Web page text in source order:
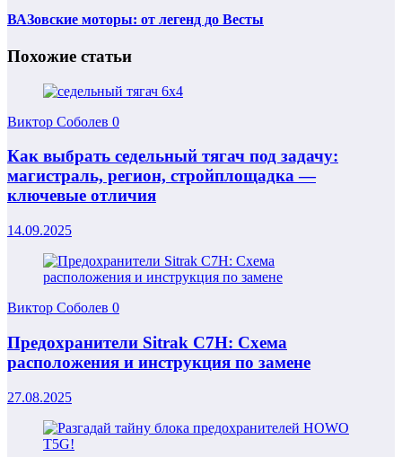
ВАЗовские моторы: от легенд до Весты
Похожие статьи
Виктор Соболев 0
Как выбрать седельный тягач под задачу:
магистраль, регион, стройплощадка —
ключевые отличия
14.09.2025
Виктор Соболев 0
Предохранители Sitrak C7H: Схема
расположения и инструкция по замене
27.08.2025